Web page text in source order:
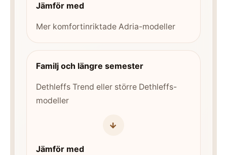
Jämför med
Mer komfortinriktade Adria-modeller
Familj och längre semester
Dethleffs Trend eller större Dethleffs-
modeller
→
Jämför med